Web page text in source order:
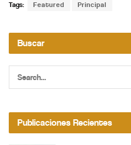
Tags: Featured Principal
Buscar
Publicaciones Recientes